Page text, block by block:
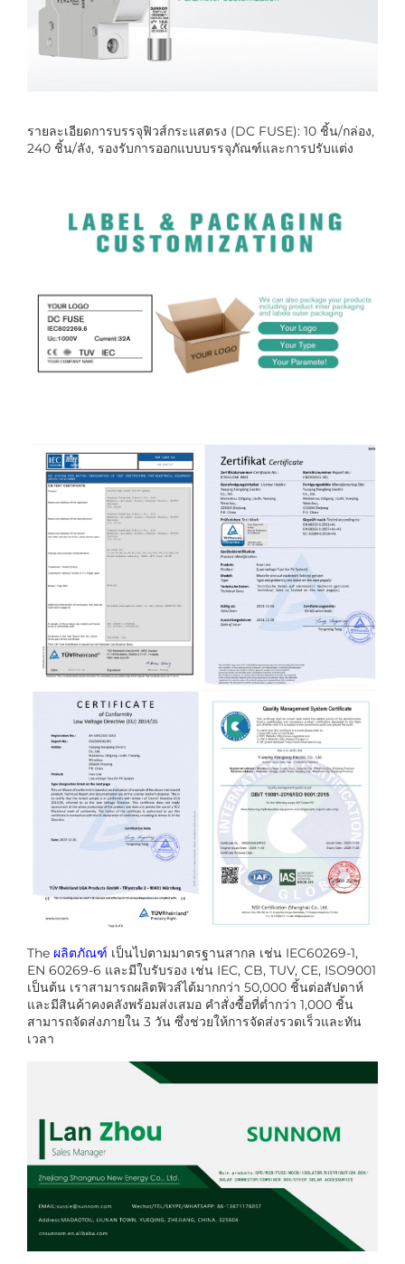
รายละเอียดการบรรจุฟิวส์กระแสตรง (DC FUSE): 10 ชิ้น/กล่อง,
240 ชิ้น/ลัง, รองรับการออกแบบบรรจุภัณฑ์และการปรับแต่ง
The ผลิตภัณฑ์ เป็นไปตามมาตรฐานสากล เช่น IEC60269-1,
EN 60269-6 และมีใบรับรอง เช่น IEC, CB, TUV, CE, ISO9001
เป็นต้น เราสามารถผลิตฟิวส์ได้มากกว่า 50,000 ชิ้นต่อสัปดาห์
และมีสินค้าคงคลังพร้อมส่งเสมอ คำสั่งซื้อที่ต่ำกว่า 1,000 ชิ้น
สามารถจัดส่งภายใน 3 วัน ซึ่งช่วยให้การจัดส่งรวดเร็วและทัน
เวลา